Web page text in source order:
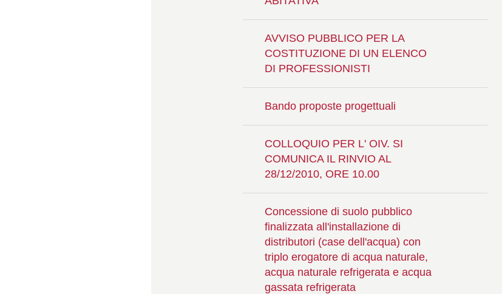
AVVISO PUBBLICO PER LA
COSTITUZIONE DI UN ELENCO
DI PROFESSIONISTI
Bando proposte progettuali
COLLOQUIO PER L' OIV. SI
COMUNICA IL RINVIO AL
28/12/2010, ORE 10.00
Concessione di suolo pubblico
finalizzata all'installazione di
distributori (case dell'acqua) con
triplo erogatore di acqua naturale,
acqua naturale refrigerata e acqua
gassata refrigerata